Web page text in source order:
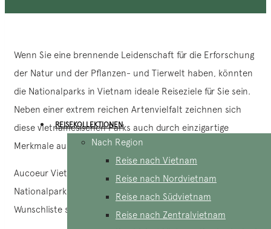
REISEKOLLEKTIONEN
Nach Region
Reise nach Vietnam
Reise nach Nordvietnam
Reise nach Südvietnam
Reise nach Zentralvietnam
Wenn Sie eine brennende Leidenschaft für die Erforschung
der Natur und der Pflanzen- und Tierwelt haben, könnten
die Nationalparks in Vietnam ideale Reiseziele für Sie sein.
Neben einer extrem reichen Artenvielfalt zeichnen sich
diese vietnamesischen Parks auch durch einzigartige
Merkmale aus, die sie von anderen in Asien unterscheiden.
Aucoeur Vietnam möchte Ihnen die 8 besten
Nationalparks Vietnams zeigen, die Sie unbedingt auf Ihre
Wunschliste setzen sollten.